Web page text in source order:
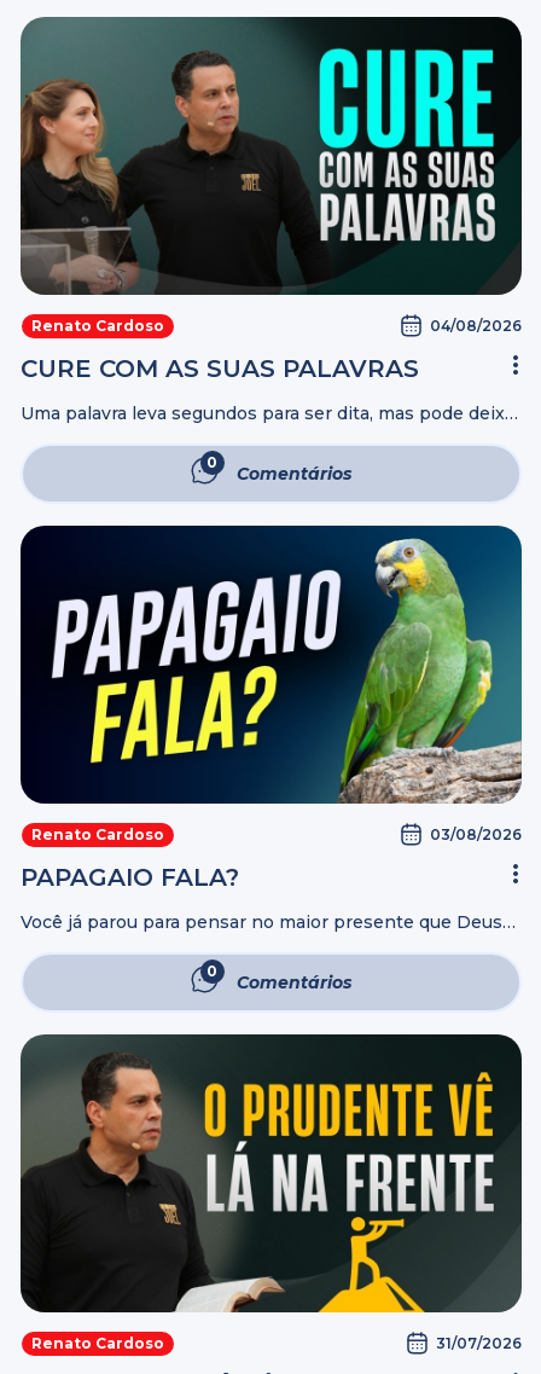
Renato Cardoso 04/08/2026
CURE COM AS SUAS PALAVRAS
Uma palavra leva segundos para ser dita, mas pode deixar
são destruídos por atitudes, e sim pelo poder das
palavras. Neste vídeo, ...
0 Comentários
Renato Cardoso 03/08/2026
PAPAGAIO FALA?
Você já parou para pensar no maior presente que Deus
que constroem, mas a mente que imagina. Não são
apenas ...
0 Comentários
Renato Cardoso 31/07/2026